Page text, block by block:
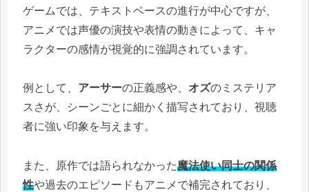
ゲームでは、テキストベースの進行が中心ですが、
アニメでは声優の演技や表情の動きによって、キャ
ラクターの感情が視覚的に強調されています。
例として、 アーサーの正義感や、 オズのミステリア
スさが、シーンごとに細かく描写されており、視聴
者に強い印象を与えます。
また、原作では語られなかった魔法使い同士の関係
性や過去のエピソードもアニメで補完されており、